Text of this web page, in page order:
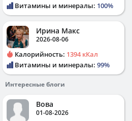
Витамины и минералы: 100%
Ирина Макс
2026-08-06
Калорийность: 1394 кКал
Витамины и минералы: 99%
Интересные блоги
Вова
01-08-2026